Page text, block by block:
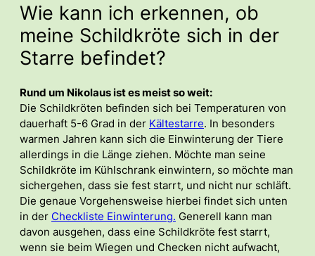
Wie kann ich erkennen, ob
meine Schildkröte sich in der
Starre befindet?
Rund um Nikolaus ist es meist so weit:
Die Schildkröten befinden sich bei Temperaturen von
dauerhaft 5-6 Grad in der Kältestarre. In besonders
warmen Jahren kann sich die Einwinterung der Tiere
allerdings in die Länge ziehen. Möchte man seine
Schildkröte im Kühlschrank einwintern, so möchte man
sichergehen, dass sie fest starrt, und nicht nur schläft.
Die genaue Vorgehensweise hierbei findet sich unten
in der Checkliste Einwinterung. Generell kann man
davon ausgehen, dass eine Schildkröte fest starrt,
wenn sie beim Wiegen und Checken nicht aufwacht,